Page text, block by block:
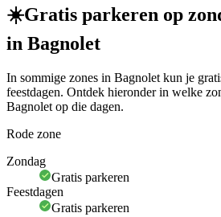
☀️Gratis parkeren op
in Bagnolet
In sommige zones in Bagnolet kun je
feestdagen. Ontdek hieronder in welke
Bagnolet op die dagen.
Rode zone
Zondag
Gratis parkeren
Feestdagen
Gratis parkeren